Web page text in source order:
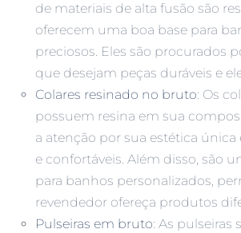
de materiais de alta fusão são
oferecem uma boa base para
preciosos. Eles são procurados
que desejam peças duráveis e
Colares resinado no bruto: Os
possuem resina em sua
a atenção por sua estética única
e confortáveis. Além disso, são
para banhos personalizados,
revendedor ofereça produtos
Pulseiras em bruto: As pulseiras